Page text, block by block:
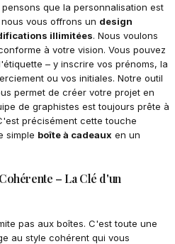
que la personnalisation est
vous offrons un design
illimitées. Nous voulons
à votre vision. Vous pouvez
– y inscrire vos prénoms, la
ou vos initiales. Notre outil
permet de créer votre projet en
de graphistes est toujours prête à
précisément cette touche
simple boîte à cadeaux en un
– La Clé d'un
pas aux boîtes. C'est toute une
au style cohérent qui vous